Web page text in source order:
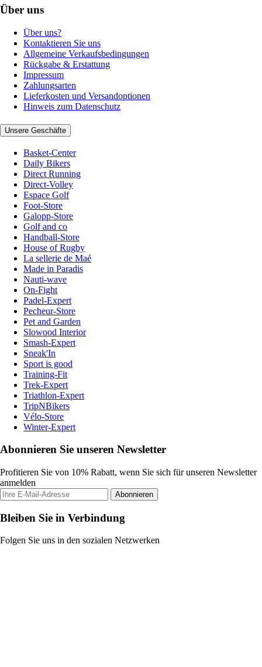
Über uns
Über uns?
Kontaktieren Sie uns
Allgemeine Verkaufsbedingungen
Rückgabe & Erstattung
Impressum
Zahlungsarten
Lieferkosten und Versandoptionen
Hinweis zum Datenschutz
Unsere Geschäfte
Basket-Center
Daily Bikers
Direct Running
Direct-Volley
Espace Golf
Foot-Store
Galopp-Store
Golf and co
Handball-Store
House of Rugby
La sellerie de Maé
Made in Paradis
Nauti-wave
On-Fight
Padel-Expert
Pecheur-Store
Pet and Garden
Slowood Interior
Smash-Expert
Sneak'In
Sport is good
Training-Fit
Trek-Expert
Triathlon-Expert
TripNBikers
Vélo-Store
Winter-Expert
Abonnieren Sie unseren Newsletter
Profitieren Sie von 10% Rabatt, wenn Sie sich für unseren Newsletter
anmelden
Abonnieren
Bleiben Sie in Verbindung
Folgen Sie uns in den sozialen Netzwerken